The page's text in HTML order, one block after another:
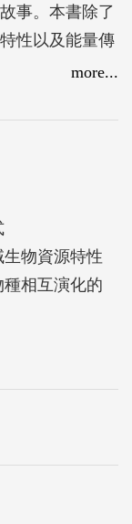
事。本書除了
性以及能量傳
山溪流生態之
more...
物資源特性
相互演化的